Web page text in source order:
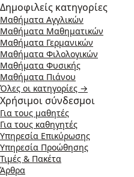
Δημοφιλείς κατηγορίες
Μαθήματα Αγγλικών
Μαθήματα Μαθηματικών
Μαθήματα Γερμανικών
Μαθήματα Φιλολογικών
Μαθήματα Φυσικής
Μαθήματα Πιάνου
Όλες οι κατηγορίες →
Χρήσιμοι σύνδεσμοι
Για τους μαθητές
Για τους καθηγητές
Υπηρεσία Επικύρωσης
Υπηρεσία Προώθησης
Τιμές & Πακέτα
Άρθρα